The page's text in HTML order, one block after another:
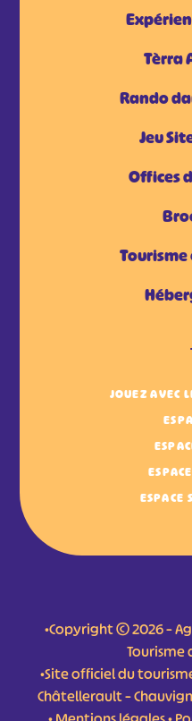
Tèrra
Rando
Jeu
Offices
JOUEZ AVEC
ESPACE
•Copyright © 2026 –
Tourisme
•Site officiel du
Châtellerault –